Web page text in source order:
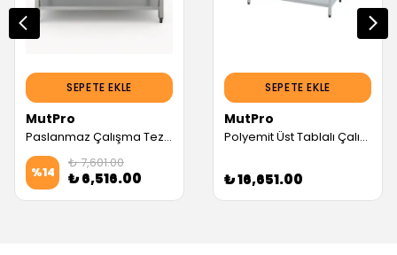
SEPETE EKLE
MutPro
Paslanmaz Çalışma Tezgahı, Taban Raflı (60 cm)
%14
₺ 7,601.00
₺ 6,516.00
SEPETE EKLE
MutPro
Polyemit Üst Tablalı Çalışma Tezgahı, Taban Raflı (70 cm)
₺ 16,651.00